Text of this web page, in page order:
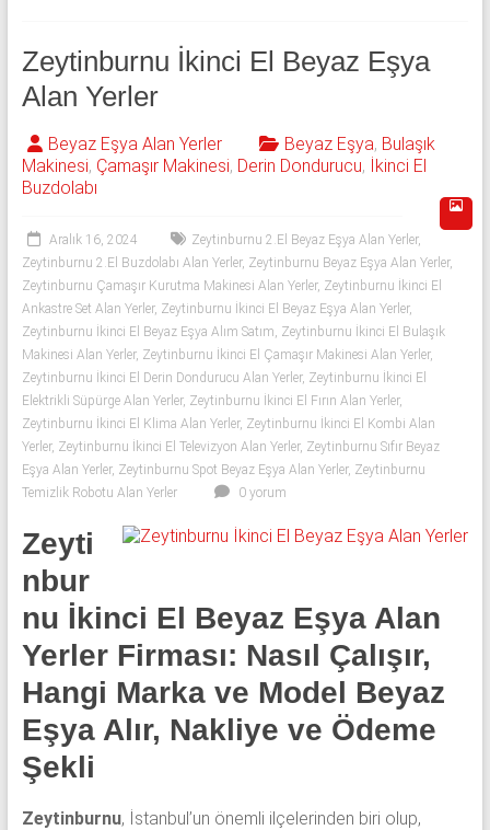
543
592
53
50
el
beyaz
eşya
olarak
buzdolabı,
çamaşır
makinesi,
bulaşık
makinesi,
derin
klima
kombi
alınır.
Zeytinburnu İkinci El Beyaz Eşya
Alan Yerler
Beyaz Eşya Alan Yerler Beyaz Eşya, Bulaşık
Makinesi, Çamaşır Makinesi, Derin Dondurucu, İkinci El
Buzdolabı
Aralık 16, 2024 Zeytinburnu 2.El Beyaz Eşya Alan Yerler,
Zeytinburnu 2.El Buzdolabı Alan Yerler, Zeytinburnu Beyaz Eşya Alan Yerler,
Zeytinburnu Çamaşır Kurutma Makinesi Alan Yerler, Zeytinburnu İkinci El
Ankastre Set Alan Yerler, Zeytinburnu İkinci El Beyaz Eşya Alan Yerler,
Zeytinburnu İkinci El Beyaz Eşya Alım Satım Zeytinburnu İkinci El Bulaşık
Makinesi Alan Yerler, Zeytinburnu İkinci El Çamaşır Makinesi Alan Yerler,
Zeytinburnu İkinci El Derin Dondurucu Alan Yerler, Zeytinburnu İkinci El
Elektrikli Süpürge Alan Yerler, Zeytinburnu İkinci El Fırın Alan Yerler,
Zeytinburnu İkinci El Klima Alan Yerler, Zeytinburnu İkinci El Kombi Alan
Yerler, Zeytinburnu İkinci El Televizyon Alan Yerler, Zeytinburnu Sıfır Beyaz
Eşya Alan Yerler, Zeytinburnu Spot Beyaz Eşya Alan Yerler, Zeytinburnu
Temizlik Robotu Alan Yerler
0 yorum
Zeyti
nbur
nu İkinci El Beyaz Eşya Alan
Yerler Firması: Nasıl Çalışır,
Hangi Marka ve Model Beyaz
Eşya Alır, Nakliye ve Ödeme
Şekli
Zeytinburnu, İstanbul’un önemli ilçelerinden biri olup,